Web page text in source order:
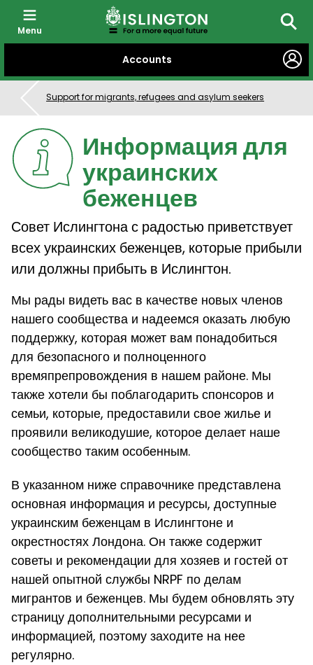
CONTENT
Accounts
Menu
Support for migrants, refugees and asylum seekers
Информация для
украинских
беженцев
Совет Ислингтона с радостью приветствует
всех украинских беженцев, которые прибыли
или должны прибыть в Ислингтон.
Мы рады видеть вас в качестве новых членов
нашего сообщества и надеемся оказать любую
поддержку, которая может вам понадобиться
для безопасного и полноценного
времяпрепровождения в нашем районе. Мы
также хотели бы поблагодарить спонсоров и
семьи, которые, предоставили свое жилье и
проявили великодушие, которое делает наше
сообщество таким особенным.
В указанном ниже справочнике представлена
основная информация и ресурсы, доступные
украинским беженцам в Ислингтоне и
окрестностях Лондона. Он также содержит
советы и рекомендации для хозяев и гостей от
нашей опытной службы NRPF по делам
мигрантов и беженцев. Мы будем обновлять эту
страницу дополнительными ресурсами и
информацией, поэтому заходите на нее
регулярно.